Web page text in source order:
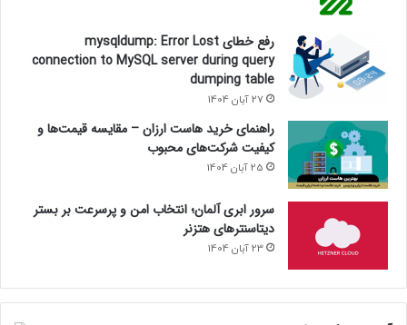
رفع خطای mysqldump: Error Lost
connection to MySQL server during query
dumping table
27 آبان 1404
راهنمای خرید هاست ارزان – مقایسه قیمت‌ها و
کیفیت شرکت‌های محبوب
25 آبان 1404
سرور ابری آلمان؛ انتخاب امن و پرسرعت بر بستر
دیتاسنترهای هتزنر
23 آبان 1404